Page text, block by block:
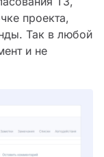
проекта,
Так в любой
и не